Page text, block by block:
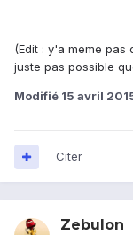
(Edit : y'a meme
juste pas possible
Modifié 15 avril
Citer
Zebulon